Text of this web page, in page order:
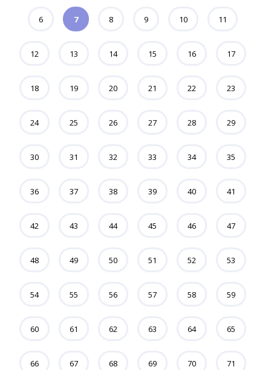
6 7 8 9 10 11
12 13 14 15 16 17
18 19 20 21 22 23
24 25 26 27 28 29
30 31 32 33 34 35
36 37 38 39 40 41
42 43 44 45 46 47
48 49 50 51 52 53
54 55 56 57 58 59
60 61 62 63 64 65
66 67 68 69 70 71